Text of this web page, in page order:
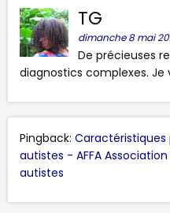
TG
dimanche 8 mai
De précieuses
diagnostics complexes.
Pingback: Caractéristiques
autistes - AFFA
autistes